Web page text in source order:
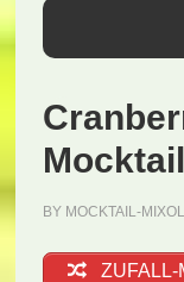
BY MOCKTAIL-
ZUFALL-